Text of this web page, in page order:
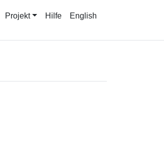
Projekt Hilfe English